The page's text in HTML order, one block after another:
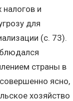
и
для
(с. 73).
страны в
ясно,
хозяйство